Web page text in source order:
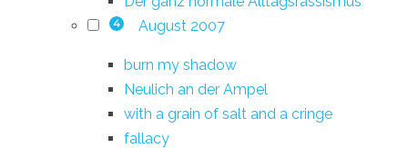
4 August 2007
burn my shadow
Neulich an der Ampel
with a grain of salt and a cringe
fallacy